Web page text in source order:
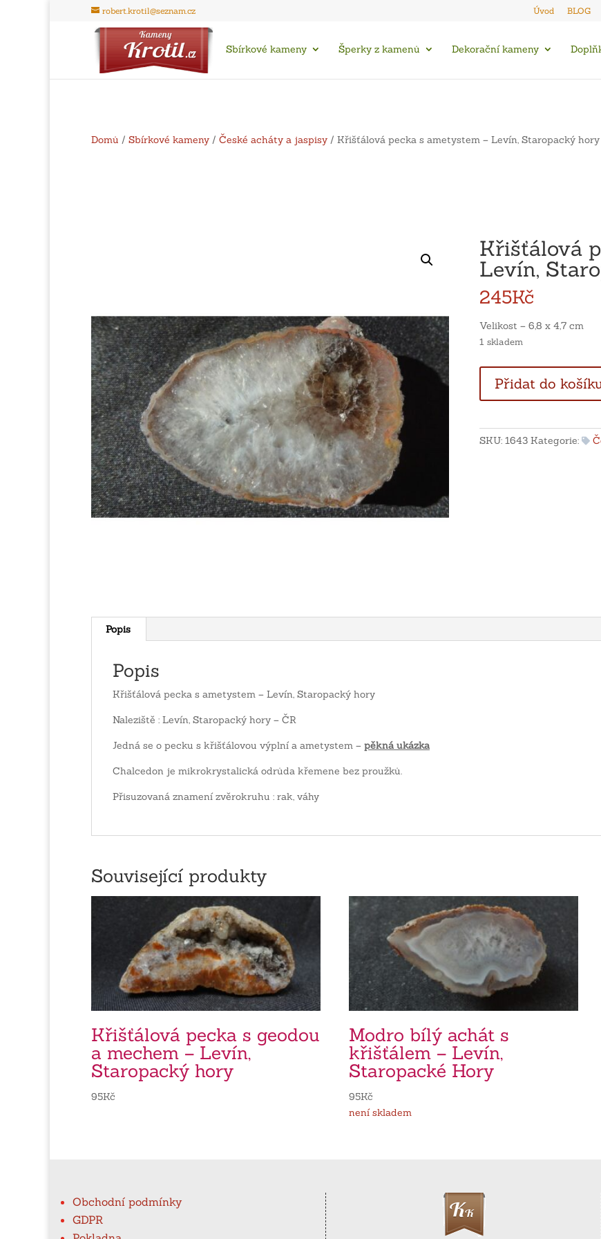
robert.krotil@seznam.cz Úvod BLOG
Sbírkové kameny Šperky z kamenů Dekorační kameny
Domů / Sbírkové kameny / České acháty a jaspisy / Křišťálová pecka s ametystem – Levín, Staropacký hory
Křišťálová
Levín,
245Kč
Velikost – 6,8 x 4,7 cm
1 skladem
pecka
s
-
Přidat do
SKU: 1643 Kategorie:
Popis
Popis
Křišťálová pecka s ametystem – Levín, Staropacký hory
Naleziště : Levín, Staropacký hory – ČR
Jedná se o pecku s křišťálovou výplní a ametystem – pěkná ukázka
Chalcedon je mikrokrystalická odrůda křemene bez proužků.
Přisuzovaná znamení zvěrokruhu : rak, váhy
Související produkty
Křišťálová pecka s geodou
a mechem – Levín,
Staropacký hory
95Kč
Modro bílý achát s
křišťálem – Levín,
Staropacké Hory
95Kč
není skladem
Obchodní podmínky
GDPR